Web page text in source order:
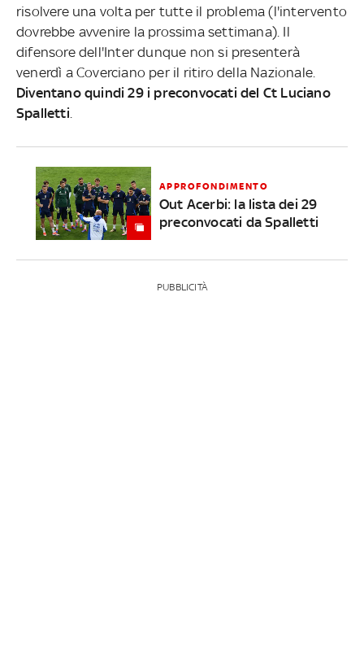
risolvere una volta per tutte il problema (l'intervento
dovrebbe avvenire la prossima settimana). Il
difensore dell'Inter dunque non si presenterà
venerdì a Coverciano per il ritiro della Nazionale.
Diventano quindi 29 i preconvocati del Ct Luciano
Spalletti
APPROFONDIMENTO
Out Acerbi: la lista dei 29
preconvocati da Spalletti
PUBBLICITÀ